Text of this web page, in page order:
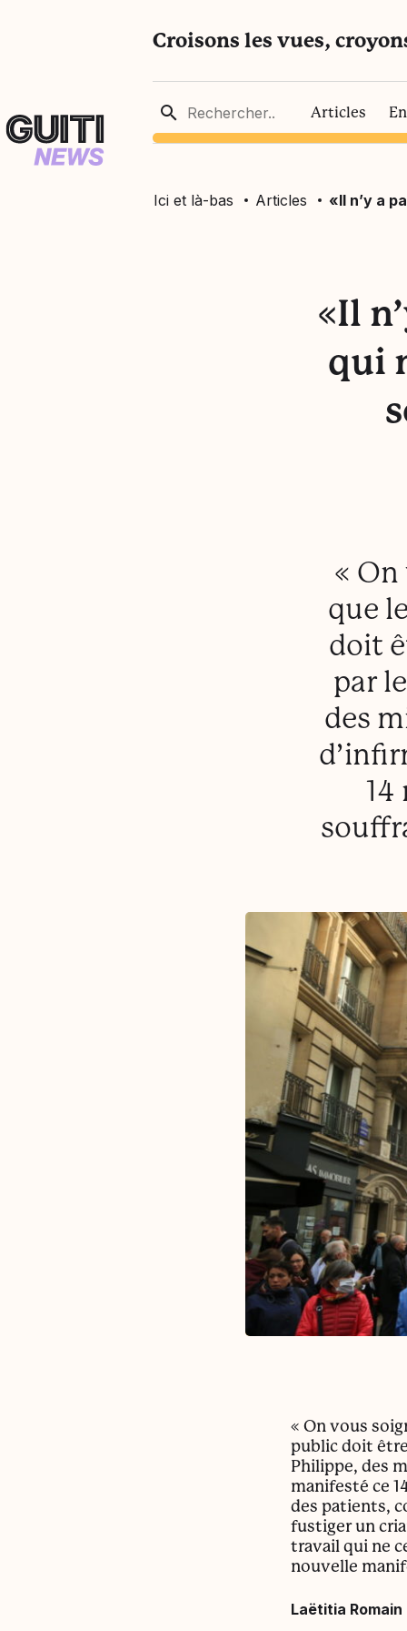
Croisons les vues,
Articles
Ici et là-bas Articles «Il n’y a
«Il
qui
« On
que
doit
par
des
14
« On vous
public doit
Philippe, des
manifesté ce
des patients,
fustiger un
travail qui ne
nouvelle
Laëtitia Romain